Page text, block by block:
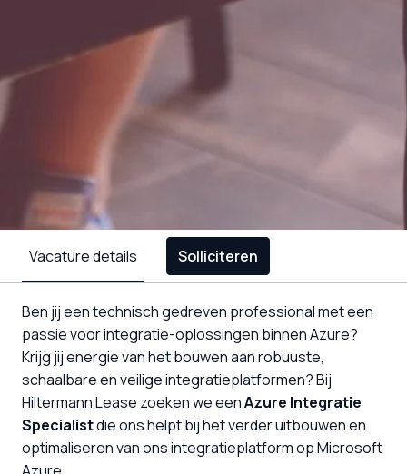
Vacature details Solliciteren
Ben jij een technisch gedreven professional met een
passie voor integratie-oplossingen binnen Azure?
Krijg jij energie van het bouwen aan robuuste,
schaalbare en veilige integratieplatformen? Bij
Hiltermann Lease zoeken we eenAzure Integratie
Specialistdie ons helpt bij het verder uitbouwen en
optimaliseren van ons integratieplatform op Microsoft